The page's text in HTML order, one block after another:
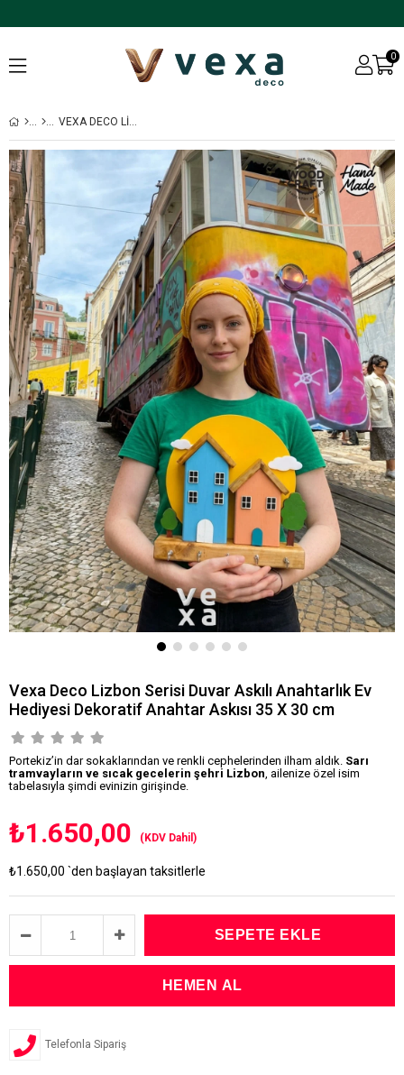
0
VEXA DECO LIZBON SERISI DUVAR ASKILI ANAHTARLIK EV HEDIYESI DEKORATIF ANAHTAR ASKISI 35 X 30 CM
Vexa Deco Lizbon Serisi Duvar Askılı Anahtarlık Ev
Hediyesi Dekoratif Anahtar Askısı 35 X 30 cm
Portekiz’in dar sokaklarından ve renkli cephelerinden ilham aldık. Sarı
tramvayların ve sıcak gecelerin şehri Lizbon, ailenize özel isim
tabelasıyla şimdi evinizin girişinde.
₺1.650,00 (KDV Dahil)
₺1.650,00 `den başlayan taksitlerle
Telefonla Sipariş